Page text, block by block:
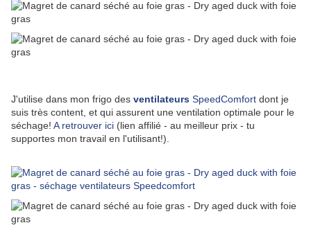
J'utilise dans mon frigo des ventilateurs SpeedComfort dont je
suis très content, et qui assurent une ventilation optimale pour le
séchage! A retrouver ici (lien affilié - au meilleur prix - tu
supportes mon travail en l'utilisant!).